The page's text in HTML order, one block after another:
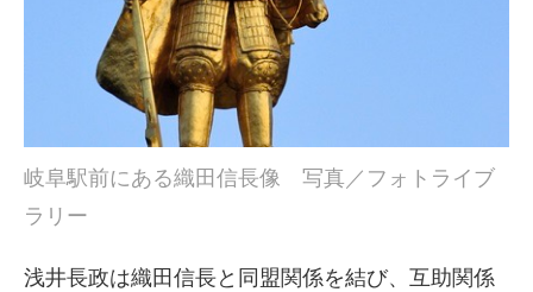
岐阜駅前にある織田信長像 写真／フォトライブ
ラリー
浅井長政は織田信長と同盟関係を結び、互助関係